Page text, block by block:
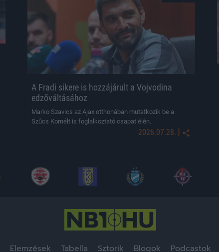
A Fradi sikere is hozzájárult a Vojvodina
edzőváltásához
Marko Szavics az Ajax otthonában mutatkozik be a
Szűcs Kornélt is foglalkoztató csapat élén.
2026.07.28. |
Elemzések Tabella Sztorik Blogok Podcastok